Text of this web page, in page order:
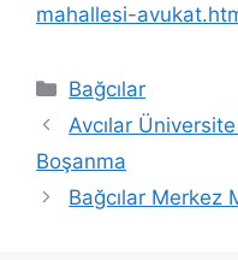
mahallesi-
Kategoriler
Bağcılar
Avcılar
Boşanma
Bağcılar Merkez